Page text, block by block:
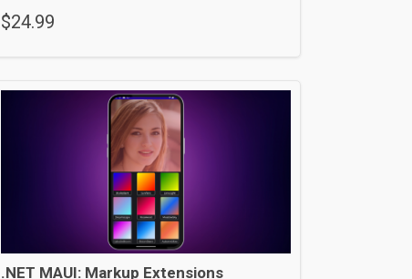
$24.99
.NET MAUI: Markup Extensions